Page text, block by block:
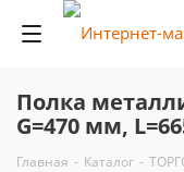
Полка
G=470 мм,
Главная - Каталог -